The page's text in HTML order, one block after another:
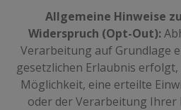
Allgemeine Hinweise
Widerspruch (Opt-Out):
Verarbeitung auf Grundlage
gesetzlichen Erlaubnis
Möglichkeit, eine erteilte
oder der Verarbeitung Ihrer